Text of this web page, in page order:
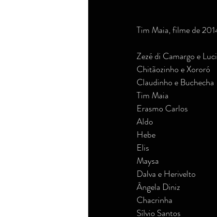
Tim Maia, filme de
Zezé di Camargo e
Chitãozinho e Xororó
Claudinho e Buchecha
Tim Maia
Erasmo Carlos
Aldo
Hebe
Elis
Maysa
Dalva e Herivelto
Ângela Diniz
Chacrinha
Sílvio Santos